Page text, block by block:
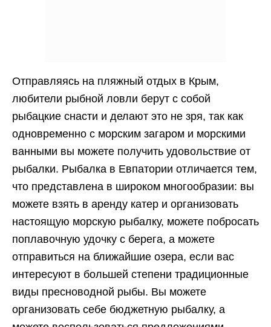
Отправляясь на пляжный отдых в Крым,
любители рыбной ловли берут с собой
рыбацкие снасти и делают это не зря, так как
одновременно с морским загаром и морскими
ванными вы можете получить удовольствие от
рыбалки. Рыбалка в Евпатории отличается тем,
что представлена в широком многообразии: вы
можете взять в аренду катер и организовать
настоящую морскую рыбалку, можете побросать
поплавочную удочку с берега, а можете
отправиться на ближайшие озера, если вас
интересуют в большей степени традиционные
виды пресноводной рыбы. Вы можете
организовать себе бюджетную рыбалку, а